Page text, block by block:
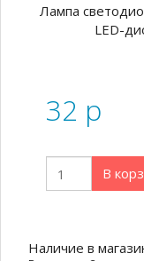
Лампа
LED-
32 p
В
Наличие в